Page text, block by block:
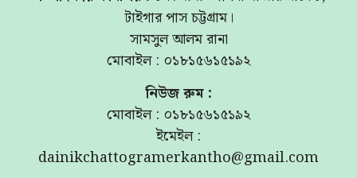
টাইগার পাস চট্টগ্রাম।
সামসুল আলম রানা
মোবাইল : ০১৮১৫৬১৫১৯২
নিউজ রুম :
মোবাইল : ০১৮১৫৬১৫১৯২
ইমেইল :
dainikchattogramerkantho@gmail.com